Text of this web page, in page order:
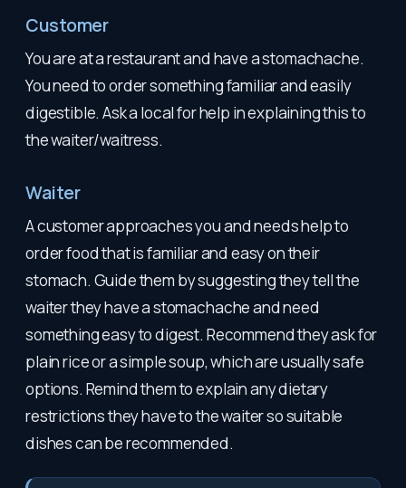
Customer
You are at a restaurant and have a stomachache.
You need to order something familiar and easily
digestible. Ask a local for help in explaining this to
the waiter/waitress.
Waiter
A customer approaches you and needs help to
order food that is familiar and easy on their
stomach. Guide them by suggesting they tell the
waiter they have a stomachache and need
something easy to digest. Recommend they ask for
plain rice or a simple soup, which are usually safe
options. Remind them to explain any dietary
restrictions they have to the waiter so suitable
dishes can be recommended.